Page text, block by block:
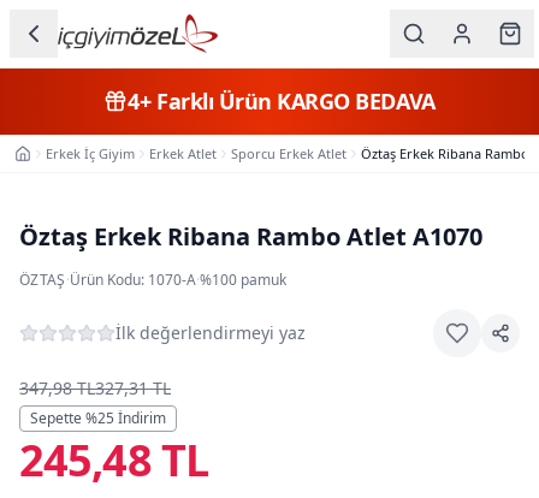
Kategorileri
Erkek
Çocuk
Fantazi
Büyük
Beden
Markalar
4+Farklı Ürün KARGO BEDAVA
Ana SayfaErkek İç Giyim Erkek Atlet Sporcu Erkek Atlet Öztaş Erkek Ribana Rambo
Öztaş Erkek Ribana Rambo Atlet A1070
ÖZTAŞ·Ürün Kodu: 1070-A·%100 pamuk
İlk değerlendirmeyi yaz
347,98 TL327,31 TL
Sepette %25 İndirim
245,48 TL